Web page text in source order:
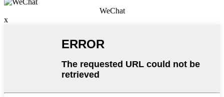
WeChat
x